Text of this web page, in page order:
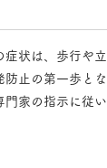
状は、歩行や立
防止の第一歩とな
門家の指示に従い